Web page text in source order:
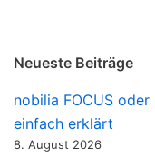
Neueste Beiträge
nobilia FOCUS oder
einfach erklärt
8. August 2026